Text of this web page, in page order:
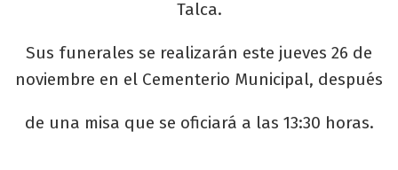
Talca.
Sus funerales se realizarán este jueves 26 de
noviembre en el Cementerio Municipal, después
de una misa que se oficiará a las 13:30 horas.